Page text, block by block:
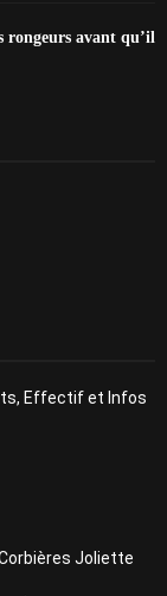
rongeurs avant qu’il
Effectif et Infos
Joliette